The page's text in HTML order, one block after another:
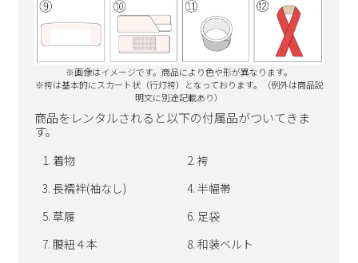
※画像はイメージです。商品により色や形が異なります。
※袴は基本的にスカート状（行灯袴）となっております。（例外は商品説
明文に別途記載あり）
商品をレンタルされると以下の付属品がついてきま
す。
着物
袴
長襦袢(袖なし)
半幅帯
草履
足袋
腰紐４本
和装ベルト